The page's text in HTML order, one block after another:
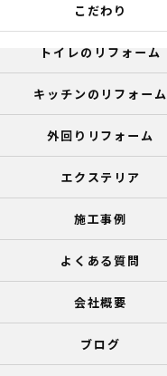
こだわり
トイレのリフォーム
キッチンのリフォーム
外回りリフォーム
エクステリア
施工事例
よくある質問
会社概要
ブログ